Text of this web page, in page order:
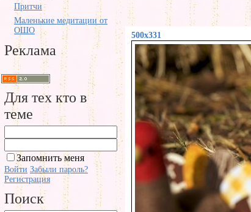
Притчи
Маленькие медитации от
ОШО
Реклама
Для тех кто в
теме
Запомнить меня
Войти Забыли пароль?
Регистрация
Поиск
500x331